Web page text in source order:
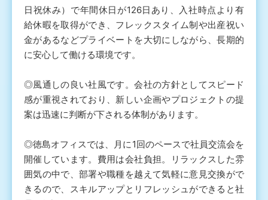
日祝休み）で年間休日が126日あり、入社時点より有
給休暇を取得ができ、フレックスタイム制や出産祝い
金があるなどプライベートを大切にしながら、長期的
に安心して働ける環境です。
◎風通しの良い社風です。会社の方針としてスピード
感が重視されており、新しい企画やプロジェクトの提
案は迅速に判断が下される体制があります。
◎徳島オフィスでは、月に1回のペースで社員交流会を
開催しています。費用は会社負担。リラックスした雰
囲気の中で、部署や職種を越えて気軽に意見交換がで
きるので、スキルアップとリフレッシュができると社